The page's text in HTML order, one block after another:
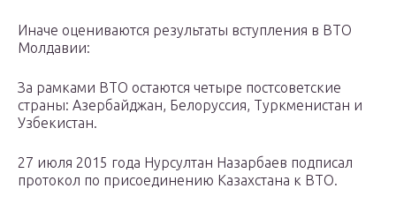
Иначе оцениваются результаты вступления в ВТО
Молдавии:
За рамками ВТО остаются четыре постсоветские
страны: Азербайджан, Белоруссия, Туркменистан и
Узбекистан.
27 июля 2015 года Нурсултан Назарбаев подписал
протокол по присоединению Казахстана к ВТО.